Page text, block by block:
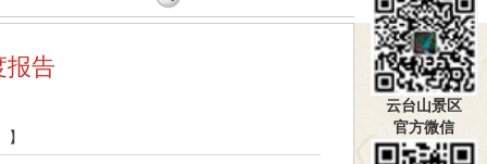
报告
】
云台山景区
官方微信